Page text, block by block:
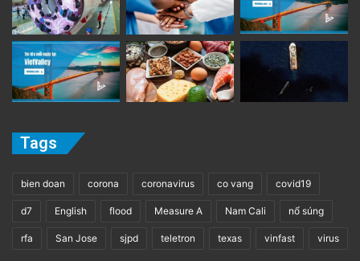
Tags
bien doan corona coronavirus co vang covid19
d7 English flood Measure A Nam Cali nổ súng
rfa San Jose sjpd teletron texas vinfast virus